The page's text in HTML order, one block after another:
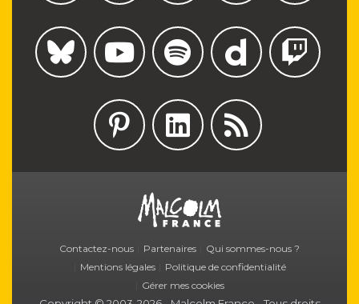
M
Contactez-nous Partenaires
Qui sommes-nous ?
Mentions légales
Politique de confidentialité
Gérer mes cookies